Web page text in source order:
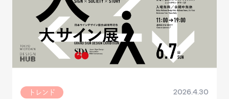
トレンド 2026.4.30